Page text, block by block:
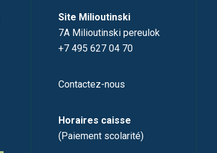
Site Milioutinski
7A Milioutinski pereulok
+7 495 627 04 70
Contactez-nous
Horaires caisse
(Paiement scolarité)